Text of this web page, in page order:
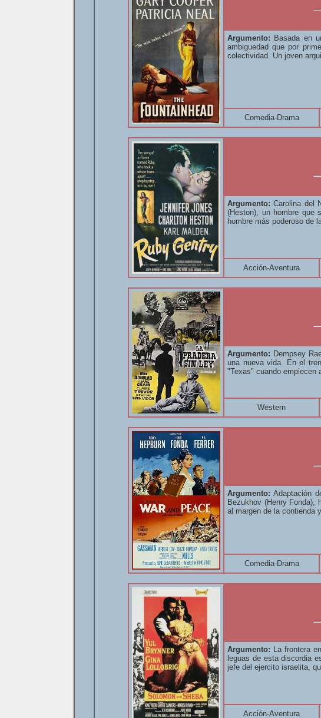
Argumento: Basada en
ambiguedad que por
colectividad. Un joven
Comedia-Drama
Argumento: Carolina del
(Heston), un hombre que
hombre más poderoso de
Acción-Aventura
Argumento: Dempsey
una nueva vida. En el
"Texas" cuando empiecen
Western
Argumento: Adaptación
Bezukhov (Henry Fonda),
al margen de la contienda
Comedia-Drama
Argumento: La frontera
leguas de esta discordia
jefe del ejercito israelita,
Acción-Aventura